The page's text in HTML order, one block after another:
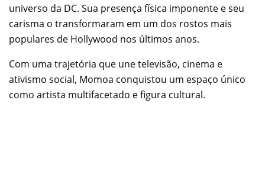
universo da DC. Sua presença física imponente e seu
carisma o transformaram em um dos rostos mais
populares de Hollywood nos últimos anos.
Com uma trajetória que une televisão, cinema e
ativismo social, Momoa conquistou um espaço único
como artista multifacetado e figura cultural.